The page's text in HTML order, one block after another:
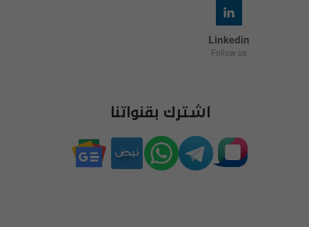
Linkedin
Follow us
اشترك بقنواتنا